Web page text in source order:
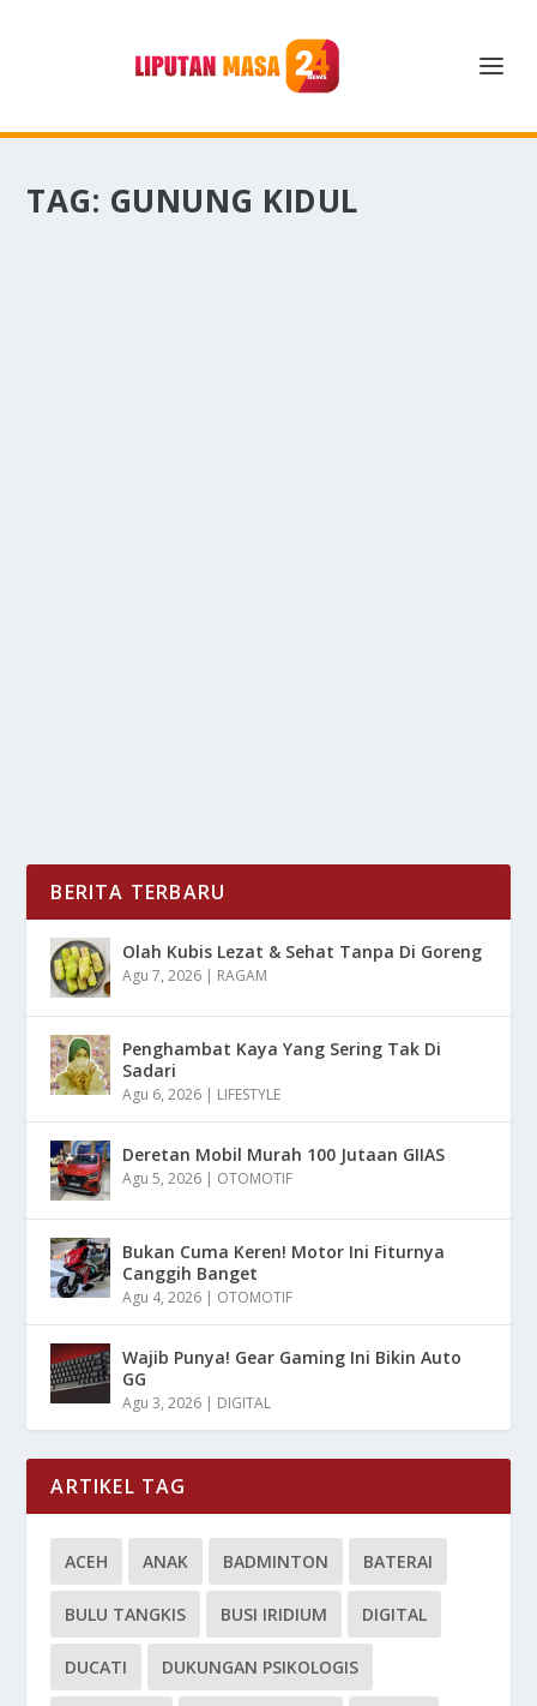
TAG: GUNUNG KIDUL
BERITA TERBARU
Olah Kubis Lezat & Sehat Tanpa Di Goreng
Agu 7, 2026 | RAGAM
Penghambat Kaya Yang Sering Tak Di
Sadari
Agu 6, 2026 | LIFESTYLE
Deretan Mobil Murah 100 Jutaan GIIAS
Agu 5, 2026 | OTOMOTIF
Bukan Cuma Keren! Motor Ini Fiturnya
Canggih Banget
Agu 4, 2026 | OTOMOTIF
Wajib Punya! Gear Gaming Ini Bikin Auto
GG
Agu 3, 2026 | DIGITAL
ARTIKEL TAG
ACEH ANAK BADMINTON BATERAI
BULU TANGKIS BUSI IRIDIUM DIGITAL
DUCATI DUKUNGAN PSIKOLOGIS